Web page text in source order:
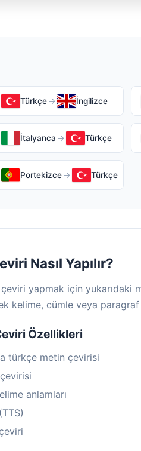
Türkçe→ İngilizce
İtalyanca → Türkçe
Portekizce→ Türkçe
Nasıl Yapılır?
yapmak için yukarıdaki
kelime, cümle veya
Özellikleri
türkçe metin çevirisi
anlamları